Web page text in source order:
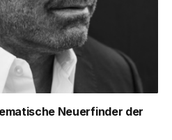
Neuerfinder der